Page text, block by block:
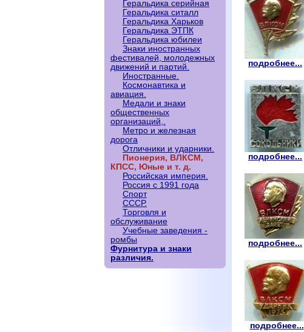
Геральдика серийная
Геральдика ситалл
Геральдика Харьков
Геральдика ЭТПК
Геральдика юбилеи
Знаки иностранных
фестивалей, молодежных
движений и партий.
Иностранные.
Космонавтика и
авиация.
Медали и знаки
общественных
организаций,.
Метро и железная
дорога
Отличники и ударники.
Пионерия, ВЛКСМ,
КПСС, Юные и т. д.
Российская империя.
Россия с 1991 года
Спорт
СССР.
Торговля и
обслуживание
Учебные заведения -
ромбы
Фурнитура и знаки
различия.
подробнее...
подробнее...
подробнее...
подробнее...